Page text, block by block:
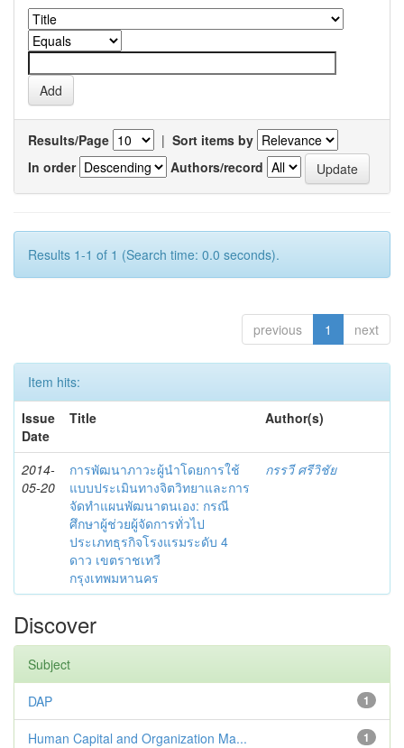
Results/Page | Sort items by
In order
Authors/record
Results 1-1 of 1 (Search time: 0.0 seconds).
previous 1 next
Item hits:
Issue
Date
Title Author(s)
2014-
05-20
การพัฒนาภาวะผู้นำโดยการใช้
แบบประเมินทางจิตวิทยาและการ
จัดทำแผนพัฒนาตนเอง: กรณี
ศึกษาผู้ช่วยผู้จัดการทั่วไป
ประเภทธุรกิจโรงแรมระดับ 4
ดาว เขตราชเทวี
กรุงเทพมหานคร
กรรวี ศรีวิชัย
Discover
Subject
1
DAP
1
Human Capital and Organization Ma...